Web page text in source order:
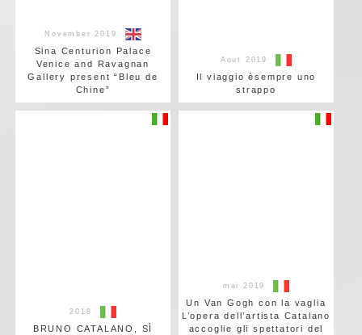
November 2019
Sina Centurion Palace
Venice and Ravagnan
Gallery present “Bleu de
Chine”
Aout 2019
Il viaggio èsempre uno
strappo
2018
BRUNO CATALANO, SÌ
mai 2019
Un Van Gogh con la vaglia
L’opera dell’artista Catalano
accoglie gli spettatori del